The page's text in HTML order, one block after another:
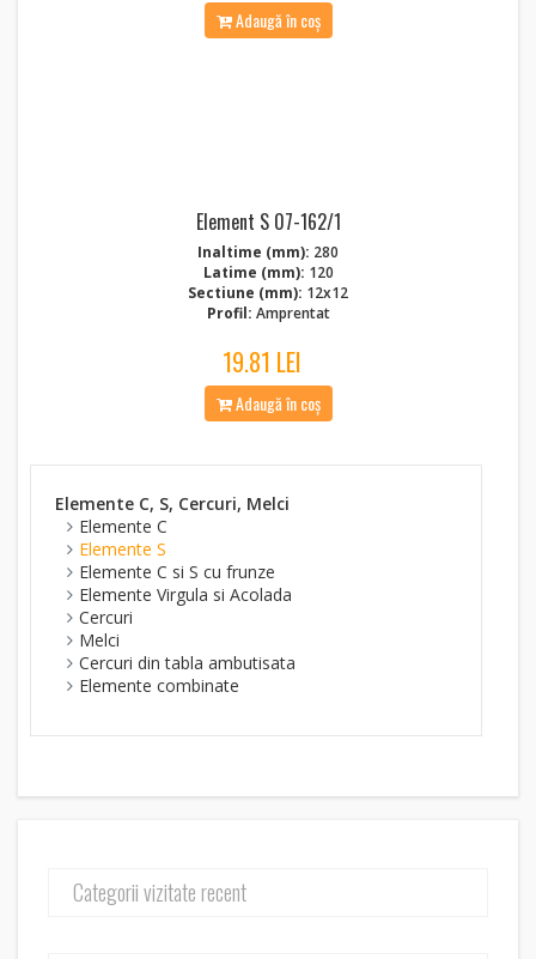
Adaugă în coș
Element S 07-162/1
Inaltime (mm): 280
Latime (mm): 120
Sectiune (mm): 12x12
Profil: Amprentat
19.81 LEI
Adaugă în coș
Elemente C, S, Cercuri, Melci
Elemente C
Elemente S
Elemente C si S cu frunze
Elemente Virgula si Acolada
Cercuri
Melci
Cercuri din tabla ambutisata
Elemente combinate
Categorii vizitate recent